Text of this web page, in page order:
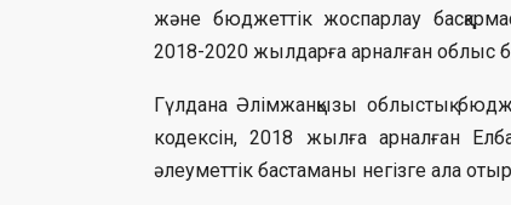
және бюджеттік жоспарлау
2018-2020 жылдарға арналған облыс
Гүлдана Әлімжанқызы облыстық
кодексін, 2018 жылға арналған
әлеуметтік бастаманы негізге ала